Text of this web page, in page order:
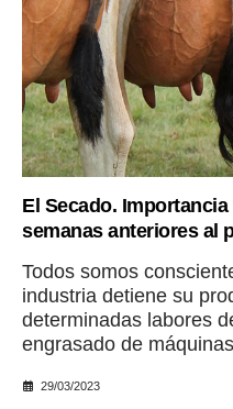
El Secado.
semanas anteriores al
Todos somos
industria detiene su
determinadas labores
engrasado de
29/03/2023